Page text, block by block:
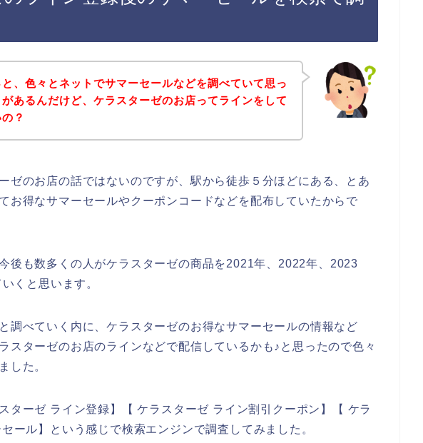
と、色々とネットでサマーセールなどを調べていて思っ
があるんだけど、ケラスターゼのお店ってラインをして
？
ゼのお店の話ではないのですが、駅から徒歩５分ほどにある、とあ
お得なサマーセールやクーポンコードなどを配布していたからで
後も数多くの人がケラスターゼの商品を2021年、2022年、2023
くと思います。
調べていく内に、ケラスターゼのお得なサマーセールの情報など
スターゼのお店のラインなどで配信しているかも♪と思ったので色々
した。
ターゼ ライン登録】【 ケラスターゼ ライン割引クーポン】【 ケラ
ール】という感じで検索エンジンで調査してみました。